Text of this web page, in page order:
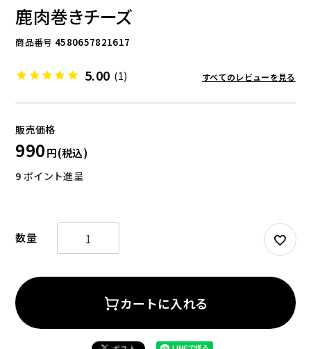
アキレス・骨・皮・ガム スナック・スイーツ
アウトレット 補助食品
鹿肉巻きチーズ
商品番号 4580657821617
5.00 (1) すべてのレビューを見る
990
9 ポイント進呈
カートに入れる